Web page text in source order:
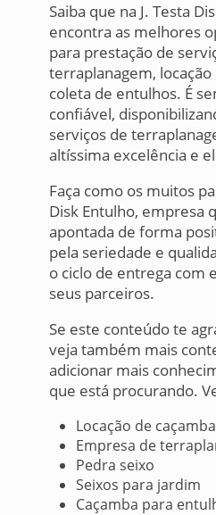
Saiba que na J. Testa
encontra as melhores
para prestação de
terraplanagem, locação
coleta de entulhos. É
confiável,
serviços de
altíssima excelência e
Faça como os muitos
Disk Entulho, empresa
apontada de forma
pela seriedade e
o ciclo de entrega com
seus parceiros.
Se este conteúdo te
veja também mais
adicionar mais
que está procurando.
Locação de
Empresa de
Pedra seixo
Seixos para jardim
Caçamba para